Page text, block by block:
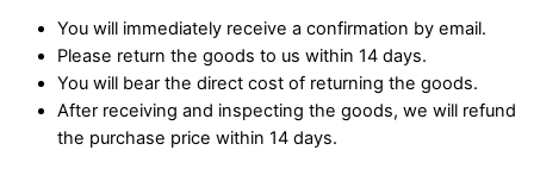
You will immediately receive a confirmation by email.
Please return the goods to us within 14 days.
You will bear the direct cost of returning the goods.
After receiving and inspecting the goods, we will refund
the purchase price within 14 days.